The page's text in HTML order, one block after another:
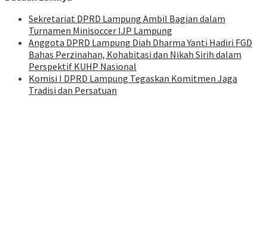
Sekretariat DPRD Lampung Ambil Bagian dalam
Turnamen Minisoccer IJP Lampung
Anggota DPRD Lampung Diah Dharma Yanti Hadiri FGD
Bahas Perzinahan, Kohabitasi dan Nikah Sirih dalam
Perspektif KUHP Nasional
Komisi I DPRD Lampung Tegaskan Komitmen Jaga
Tradisi dan Persatuan